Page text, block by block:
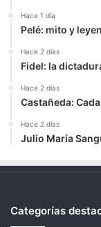
Hace 1 día
Pelé: mito y
Hace 2 días
Fidel: la
Hace 2 días
Castañeda:
Hace 2 días
Julio María
Categorías